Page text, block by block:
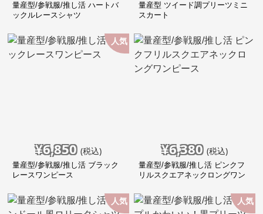
量産型/参戦服/推し活 ハートバ
ックルレースシャツ
量産型 ツイード調プリーツミニ
スカート
人気
¥6,850 (税込)
量産型/参戦服/推し活 ブラック
レースワンピース
¥6,380 (税込)
量産型/参戦服/推し活 ピンクフ
リルスクエアネックロングワン
人気 人気